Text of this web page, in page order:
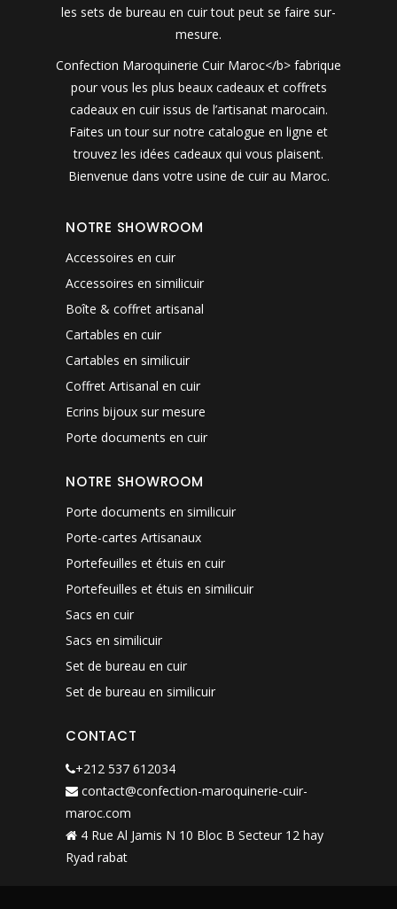
les sets de bureau en cuir tout peut se faire sur-
mesure.
Confection Maroquinerie Cuir Maroc</b> fabrique
pour vous les plus beaux cadeaux et coffrets
cadeaux en cuir issus de l’artisanat marocain.
Faites un tour sur notre catalogue en ligne et
trouvez les idées cadeaux qui vous plaisent.
Bienvenue dans votre usine de cuir au Maroc.
NOTRE SHOWROOM
Accessoires en cuir
Accessoires en similicuir
Boîte & coffret artisanal
Cartables en cuir
Cartables en similicuir
Coffret Artisanal en cuir
Ecrins bijoux sur mesure
Porte documents en cuir
NOTRE SHOWROOM
Porte documents en similicuir
Porte-cartes Artisanaux
Portefeuilles et étuis en cuir
Portefeuilles et étuis en similicuir
Sacs en cuir
Sacs en similicuir
Set de bureau en cuir
Set de bureau en similicuir
CONTACT
+212 537 612034
contact@confection-maroquinerie-cuir-
maroc.com
4 Rue Al Jamis N 10 Bloc B Secteur 12 hay
Ryad rabat